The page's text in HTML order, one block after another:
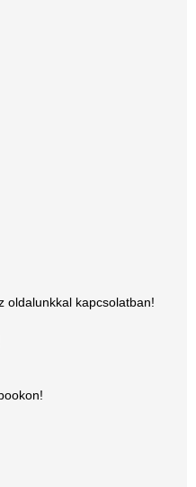
oldalunkkal kapcsolatban!